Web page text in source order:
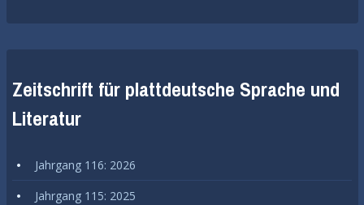
Zeitschrift für plattdeutsche Sprache und
Literatur
Jahrgang 116: 2026
Jahrgang 115: 2025